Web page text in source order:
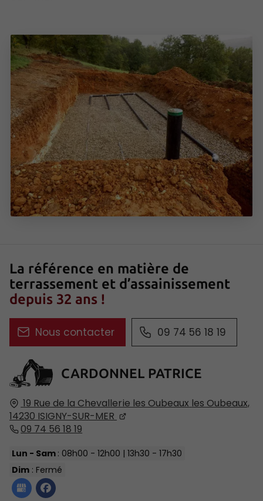
CARDONNEL PATRICE
19 Rue de la Chevallerie les Oubeaux les Oubeaux,
14230 ISIGNY-SUR-MER
09 74 56 18 19
Lun - Sam : 08h00 - 12h00 | 13h30 - 17h30
Dim : Fermé
La référence en matière de
terrassement et d’assainissement
depuis 32 ans !
Nous contacter 09 74 56 18 19